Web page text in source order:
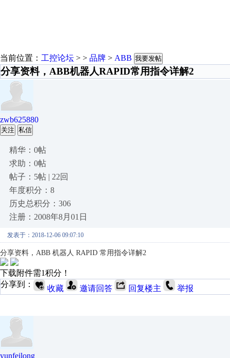
当前位置： 工控论坛 > > 品牌 > ABB 我要发帖
分享资料，ABB机器人RAPID常用指令详解2
zwb625880
关注 私信
精华：0帖
求助：0帖
帖子：5帖 | 22回
年度积分：8
历史总积分：306
注册：2008年8月01日
发表于：2018-12-06 09:07:10
分享资料，ABB 机器人 RAPID 常用指令详解2
下载附件需1积分！
分享到：
收藏 邀请回答 回复楼主 举报
yunfeilong